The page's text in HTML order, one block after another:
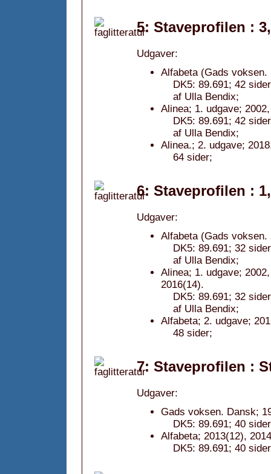
5: Staveprofilen :
Udgaver:
Alfabeta (Gads
DK5: 89.691; 42
af Ulla Bendix;
Alinea; 1. udgave;
DK5: 89.691; 42
af Ulla Bendix;
Alinea.; 2. udgave;
64 sider;
6: Staveprofilen :
Udgaver:
Alfabeta (Gads voksen.
DK5: 89.691; 32
af Ulla Bendix;
Alinea; 1. udgave;
2016(14).
DK5: 89.691; 32
af Ulla Bendix;
Alfabeta; 2. udgave;
48 sider;
7: Staveprofilen :
Udgaver:
Gads voksen. Dansk;
DK5: 89.691; 40
Alfabeta; 2013(12),
DK5: 89.691; 40